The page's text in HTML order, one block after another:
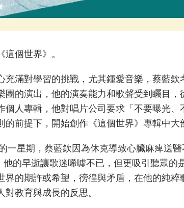
個世界》。
滿對學習的挑戰，尤其鍾愛音樂，蔡藍欽
的演出，他的演奏能力和歌聲受到矚目，
個人專輯，他對唱片公司要求「不要曝光、
前提下，開始創作《這個世界》專輯中大
一星期，蔡藍欽因為休克導致心臟麻痺送
的早逝讓歌迷唏噓不已，但更吸引聽眾的
界的期許或希望，徬徨與矛盾，在他的純粹
教育與成長的反思。